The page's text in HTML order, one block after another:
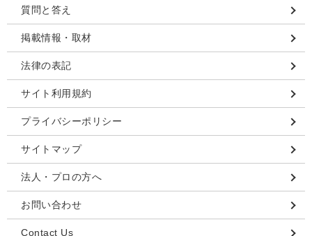
質問と答え
掲載情報・取材
法律の表記
サイト利用規約
プライバシーポリシー
サイトマップ
法人・プロの方へ
お問い合わせ
Contact Us